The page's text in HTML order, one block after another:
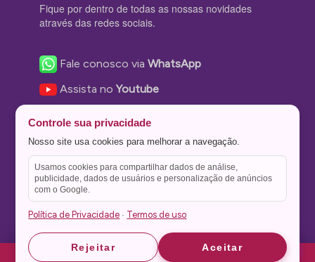
Fique por dentro de todas as nossas novidades
através das redes sociais.
Fale conosco viaWhatsApp
Assista noYoutube
Nos siga no Instagram
Nos siga noTwitter
Salve no
Controle sua privacidade
Nosso site usa cookies para melhorar a navegação.
Usamos cookies para compartilhar dados de análise,
publicidade, dados de usuários e personalização de anúncios
com o Google.
Política de Privacidade · Termos de uso
Rejeitar Aceitar